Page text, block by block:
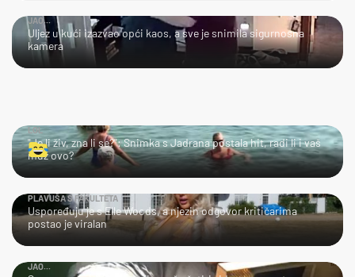
JAO...
Uljez u kući izazvao opći kaos, a sve je snimila sigurnosna
kamera
LOL
"Je li živ, zna li se?": Snimka s Jadrana postala hit, radi li i vaš
muž ovo?
PLAVUŠA S FAKULTETA
Uspoređuju je s Elle Woods, a njezin odgovor kritičarima
postao je viralan
JAO...